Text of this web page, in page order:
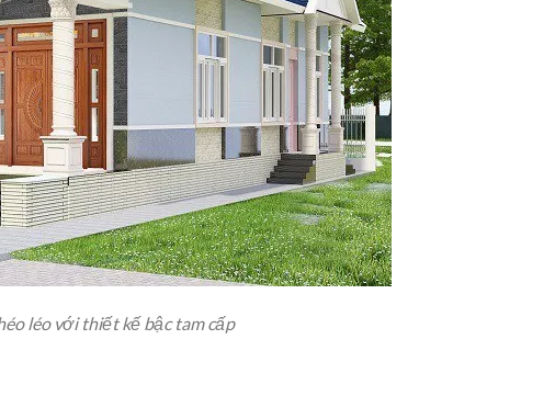
léo với thiết kế bậc tam cấp